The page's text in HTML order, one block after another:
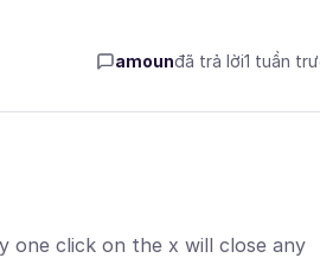
amounđã trả lời1 tuần
one click on the x will close any